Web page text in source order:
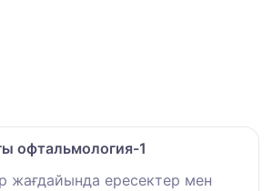
офтальмология-1
жағдайында ересектер мен